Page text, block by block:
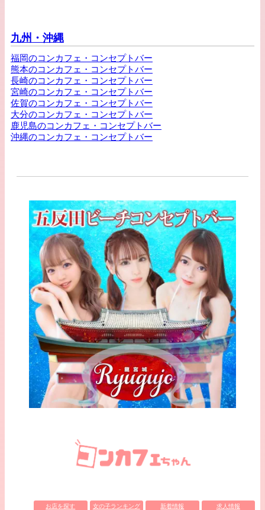
九州・沖縄
福岡のコンカフェ・コンセプトバー
熊本のコンカフェ・コンセプトバー
長崎のコンカフェ・コンセプトバー
宮崎のコンカフェ・コンセプトバー
佐賀のコンカフェ・コンセプトバー
大分のコンカフェ・コンセプトバー
鹿児島のコンカフェ・コンセプトバー
沖縄のコンカフェ・コンセプトバー
お店を探す 女の子ランキング 新着情報 求人情報